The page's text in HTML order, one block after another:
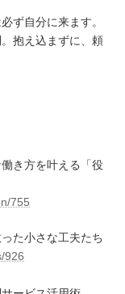
ず自分に来ます。
抱え込まずに、頼
き方を叶える「役
755
た小さな工夫たち
926